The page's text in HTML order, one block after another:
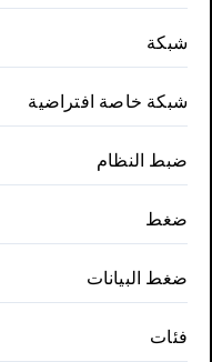
شبكة
شبكة خاصة افتراضية
ضبط النظام
ضغط
ضغط البيانات
فئات